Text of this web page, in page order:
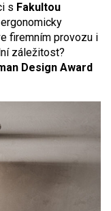
s Fakultou
firemním provozu i
záležitost?
Design Award